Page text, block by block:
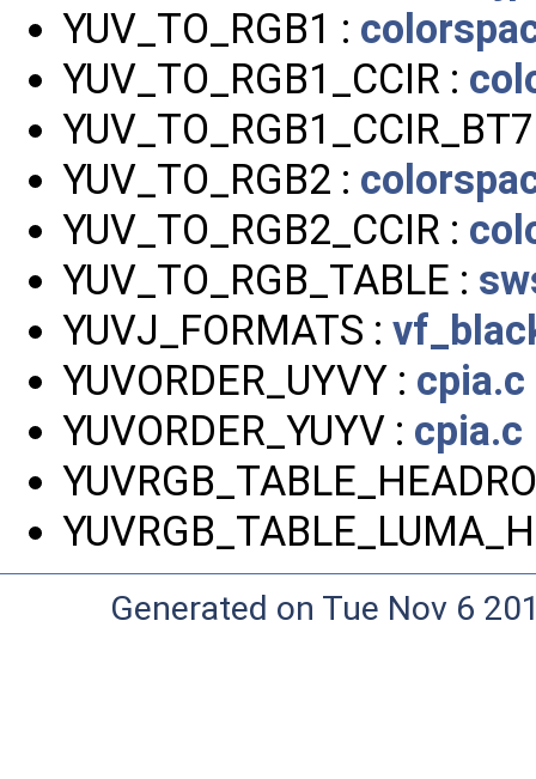
YUV_TO_RGB1 :
YUV_TO_RGB1_CCIR :
YUV_TO_RGB2 :
YUV_TO_RGB2_CCIR :
YUV_TO_RGB_TABLE :
YUVJ_FORMATS :
YUVORDER_UYVY : cpia.c
YUVORDER_YUYV : cpia.c
Generated on Tue Nov 6